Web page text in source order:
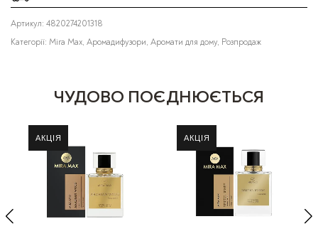
Артикул: 4820274201318
Категорії: Mira Max, Аромадифузори, Аромати для дому, Розпродаж
ЧУДОВО ПОЄДНЮЄТЬСЯ